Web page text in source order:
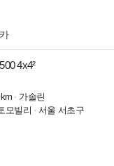
4x4²
가솔린
모빌리
서울 서초구